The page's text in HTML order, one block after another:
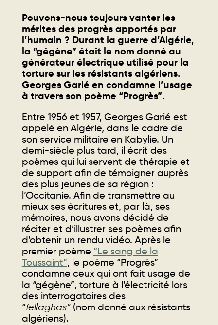
Pouvons-nous toujours vanter les
mérites des progrès apportés par
l’humain ? Durant la guerre d’Algérie,
la “gégène” était le nom donné au
générateur électrique utilisé pour la
torture sur les résistants algériens.
Georges Garié en condamne l’usage
à travers son poème “Progrès”.
Entre 1956 et 1957, Georges Garié est
appelé en Algérie, dans le cadre de
son service militaire en Kabylie. Un
demi-siècle plus tard, il écrit des
poèmes qui lui servent de thérapie et
de support afin de témoigner auprès
des plus jeunes de sa région :
l’Occitanie. Afin de transmettre au
mieux ses écritures et, par là, ses
mémoires, nous avons décidé de
réciter et d’illustrer ses poèmes afin
d’obtenir un rendu vidéo. Après le
premier poème “Le sang de la
Toussaint”, le poème “Progrès”
condamne ceux qui ont fait usage de
la “gégène”, torture à l’électricité lors
des interrogatoires des
“fellaghas”(nom donné aux résistants
algériens).